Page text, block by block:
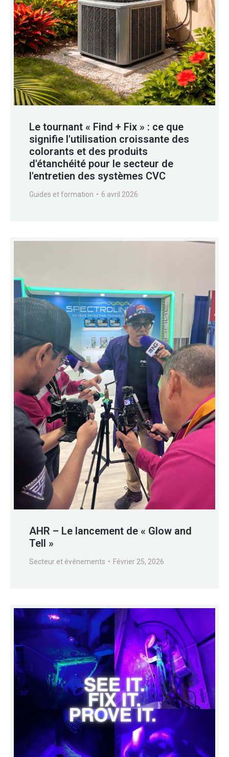
Le tournant « Find + Fix » : ce que
signifie l'utilisation croissante des
colorants et des produits
d'étanchéité pour le secteur de
l'entretien des systèmes CVC
Guides et formation 6 avril 2026
AHR – Le lancement de « Glow and
Tell »
Secteur et événements Février 25, 2026